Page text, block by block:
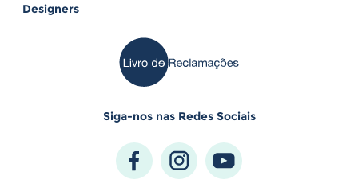
Designers
Siga-nos nas Redes Sociais